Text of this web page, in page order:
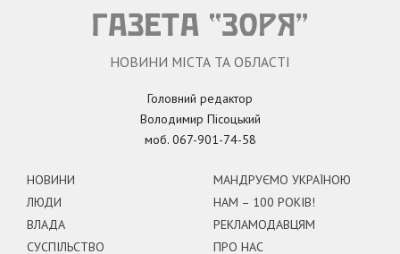
НОВИНИ МІСТА ТА ОБЛАСТІ
Головний редактор
Володимир Пісоцький
моб. 067-901-74-58
НОВИНИ
ЛЮДИ
ВЛАДА
СУСПІЛЬСТВО
МАНДРУЄМО УКРАЇНОЮ
НАМ – 100 РОКІВ!
РЕКЛАМОДАВЦЯМ
ПРО НАС